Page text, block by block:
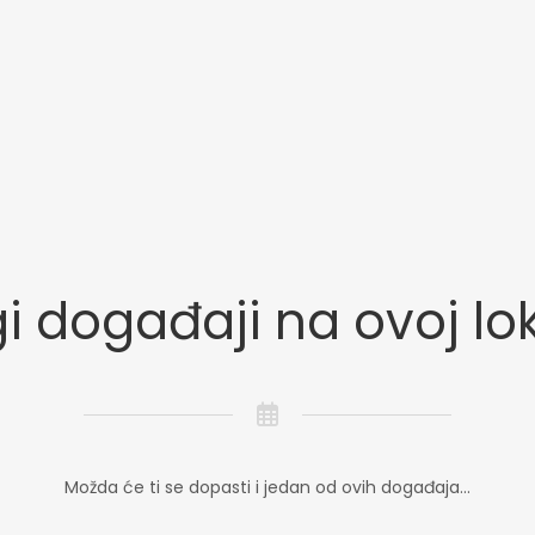
događaji na ovoj
Možda će ti se dopasti i jedan od ovih događaja...